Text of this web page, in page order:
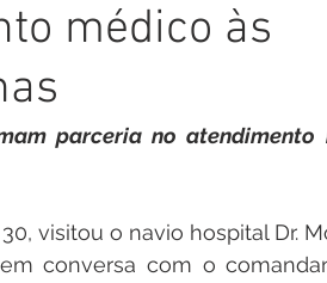
Comemorativas Nota de Pesar
médico às
parceria no atendimento
visitou o navio hospital Dr.
conversa com o